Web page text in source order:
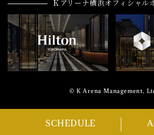
SCHEDULE
Ｋアリーナ横浜オフィシャル
© K Arena Management,